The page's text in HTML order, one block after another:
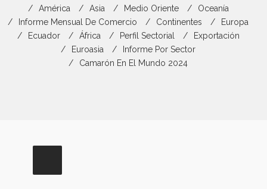
América
Asia Medio Oriente
Oceanía
Informe Mensual De Comercio
Continentes
Europa
Ecuador
África Perfil Sectorial
Exportación
Euroasia
Informe Por Sector
Camarón En El Mundo 2024